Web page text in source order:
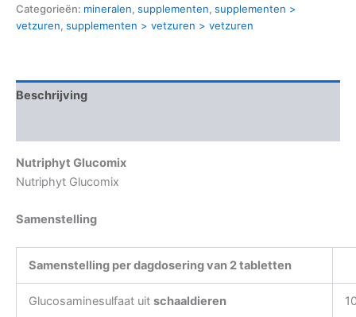
Categorieën: mineralen, supplementen, supplementen >
vetzuren, supplementen > vetzuren > vetzuren
Beschrijving
Nutriphyt Glucomix
Nutriphyt Glucomix
Samenstelling
Samenstelling per dagdosering van 2 tabletten
Glucosaminesulfaat uit schaaldieren